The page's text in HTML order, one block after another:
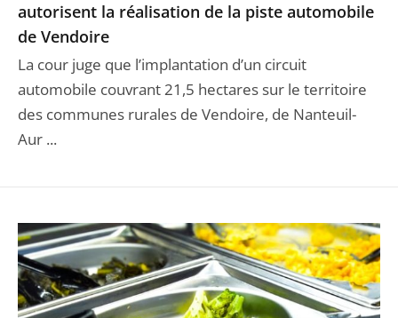
autorisent la réalisation de la piste automobile
de Vendoire
La cour juge que l’implantation d’un circuit
automobile couvrant 21,5 hectares sur le territoire
des communes rurales de Vendoire, de Nanteuil-
Aur ...